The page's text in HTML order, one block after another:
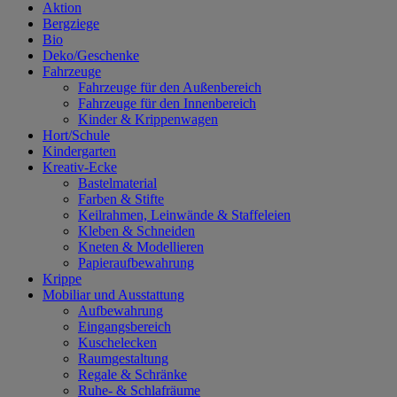
Aktion
Bergziege
Bio
Deko/Geschenke
Fahrzeuge
Fahrzeuge für den Außenbereich
Fahrzeuge für den Innenbereich
Kinder & Krippenwagen
Hort/Schule
Kindergarten
Kreativ-Ecke
Bastelmaterial
Farben & Stifte
Keilrahmen, Leinwände & Staffeleien
Kleben & Schneiden
Kneten & Modellieren
Papieraufbewahrung
Krippe
Mobiliar und Ausstattung
Aufbewahrung
Eingangsbereich
Kuschelecken
Raumgestaltung
Regale & Schränke
Ruhe- & Schlafräume